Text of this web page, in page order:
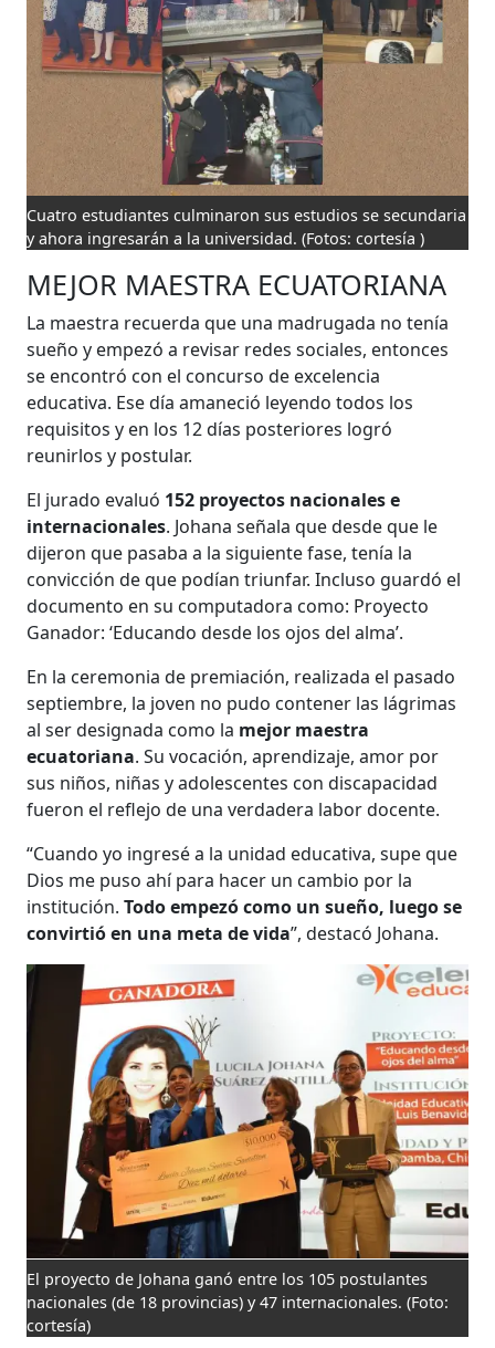
Cuatro estudiantes culminaron sus estudios se secundaria
y ahora ingresarán a la universidad. (Fotos: cortesía )
MEJOR MAESTRA ECUATORIANA
La maestra recuerda que una madrugada no tenía
sueño y empezó a revisar redes sociales, entonces
se encontró con el concurso de excelencia
educativa. Ese día amaneció leyendo todos los
requisitos y en los 12 días posteriores logró
reunirlos y postular.
El jurado evaluó 152 proyectos nacionales e
internacionales. Johana señala que desde que le
dijeron que pasaba a la siguiente fase, tenía la
convicción de que podían triunfar. Incluso guardó el
documento en su computadora como: Proyecto
Ganador: ‘Educando desde los ojos del alma’.
En la ceremonia de premiación, realizada el pasado
septiembre, la joven no pudo contener las lágrimas
al ser designada como la mejor maestra
ecuatoriana. Su vocación, aprendizaje, amor por
sus niños, niñas y adolescentes con discapacidad
fueron el reflejo de una verdadera labor docente.
“Cuando yo ingresé a la unidad educativa, supe que
Dios me puso ahí para hacer un cambio por la
institución.Todo empezó como un sueño, luego se
convirtió en una meta de vida”, destacó Johana.
El proyecto de Johana ganó entre los 105 postulantes
nacionales (de 18 provincias) y 47 internacionales. (Foto:
cortesía)